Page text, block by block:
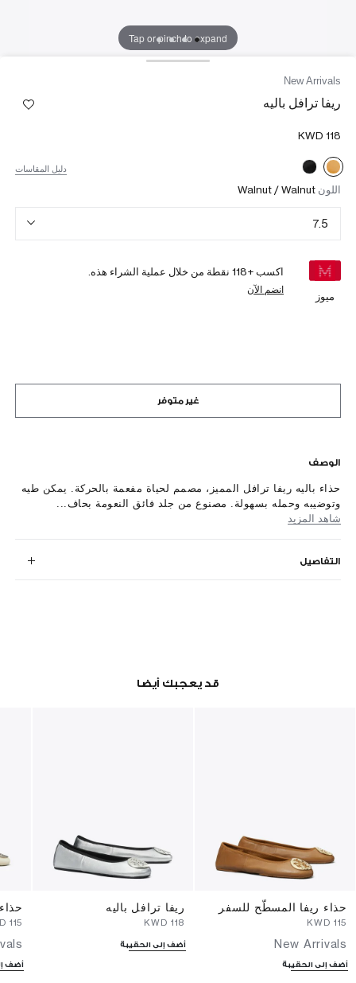
Tap or pinch to expand
New Arrivals
ريفا ترافل باليه
دليل المقاسات
اللون Walnut / Walnut
7.5
ميوز
اكسب +118 نقطة من خلال عملية الشراء هذه.
انضم الآن
غير متوفر
الوصف
حذاء باليه ريفا ترافل المميز، مصمم لحياة مفعمة بالحركة. يمكن طيه
وتوضيبه وحمله بسهولة. مصنوع من جلد فائق النعومة بحاف...
شاهد المزيد
التفاصيل
قد يعجبك أيضا
حذاء ريفا المسطّح للسفر
New Arrivals
أضف إلى الحقيبة
ريفا ترافل باليه
أضف إلى الحقيبة
أضف